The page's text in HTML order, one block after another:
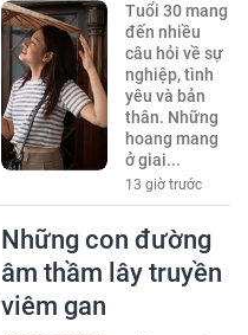
Tuổi 30 mang
đến nhiều
câu hỏi về sự
nghiệp, tình
yêu và bản
thân. Những
hoang mang
ở giai...
13 giờ trước
Những con đường
âm thầm lây truyền
viêm gan